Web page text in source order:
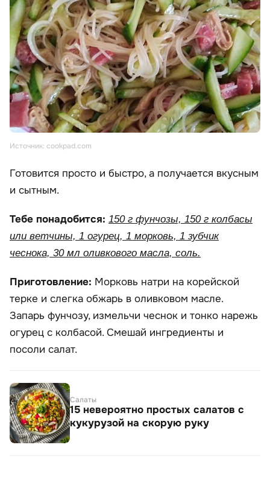
Источник: cookpad.com
Готовится просто и быстро, а получается вкусным
и сытным.
Тебе понадобится: 150 г фунчозы, 150 г колбасы
или ветчины, 1 огурец, 1 морковь, 1 зубчик
чеснока, 30 мл оливкового масла, соль.
Приготовление: Морковь натри на корейской
терке и слегка обжарь в оливковом масле.
Запарь фунчозу, измельчи чеснок и тонко нарежь
огурец с колбасой. Смешай ингредиенты и
посоли салат.
Салаты
15 невероятно простых салатов с
кукурузой на скорую руку